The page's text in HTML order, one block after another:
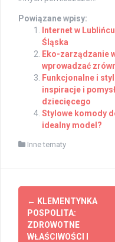
Powiązane wpisy:
Internet w
Śląska
Eko-zarządzanie
wprowadzać
Funkcjonalne i
inspiracje i
dziecięcego
Stylowe komody
idealny model?
Inne tematy
Post
navigation
← KLEMENTYNKA
POSPOLITA:
ZDROWOTNE
WŁAŚCIWOŚCI I